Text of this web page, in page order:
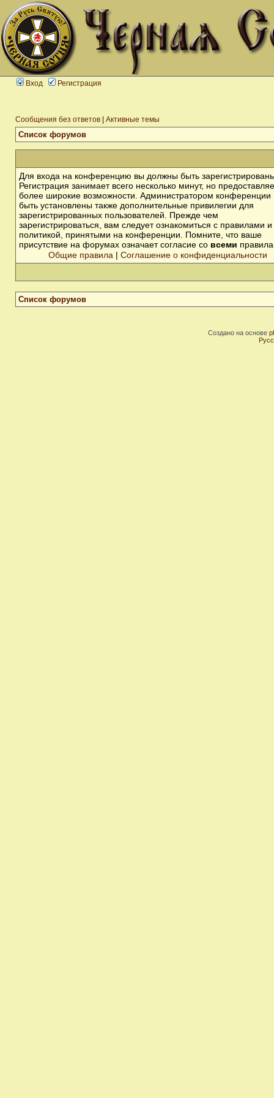
Вход Регистрация
Сообщения без ответов Активные темы
Список форумов
Для входа на конференцию вы должны быть
Регистрация занимает всего несколько минут, но
более широкие возможности. Администратором конференции
быть установлены также дополнительные привилегии для
зарегистрированных пользователей. Прежде чем
зарегистрироваться, вам следует ознакомиться с правилами и
политикой, принятыми на конференции. Помните, что ваше
присутствие на форумах означает согласие со всеми
Общие правила | Соглашение о конфиденциальности
Список форумов
Создано на основе